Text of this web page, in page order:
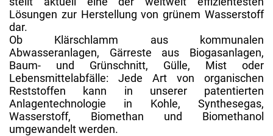
Lösungen zur Herstellung von grünem Wasserstoff
dar.
Ob Klärschlamm aus kommunalen
Abwasseranlagen, Gärreste aus Biogasanlagen,
Baum- und Grünschnitt, Gülle, Mist oder
Lebensmittelabfälle: Jede Art von organischen
Reststoffen kann in unserer patentierten
Anlagentechnologie in Kohle, Synthesegas,
Wasserstoff, Biomethan und Biomethanol
umgewandelt werden.